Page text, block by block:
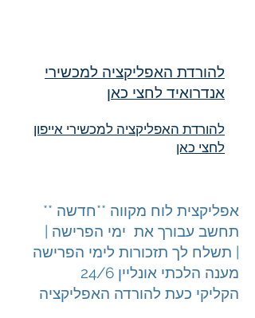
להורדת האפליקציה למכשירי
אנדרואיד לחצי כאן
להורדת האפליקציה למכשירי אייפון
לחצי כאן
אפליקצית לוח מקווה **חדשה **
תחשב עבורך את ימי הפרישה |
תשלח לך תזכורות לימי הפרישה |
מענה הלכתי אונליין 24/6
הקליקי כעת להורדה האפליקציה